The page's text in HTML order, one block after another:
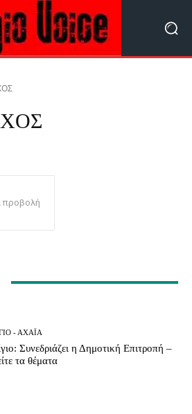
προβολή
- ΑΧΑΪ́Α
Συνεδριάζει η Δημοτική Επιτροπή –
τα θέματα